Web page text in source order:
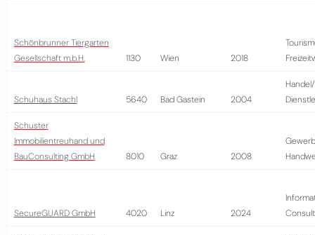
Schönbrunner Tiergarten
Gesellschaft m.b.H.
1130 Wien 2018
Schuhaus Stachl 5640 Bad Gastein 2004
Handel/
Schuster
Immobilientreuhand und
BauConsulting GmbH
8010 Graz 2008
SecureGUARD GmbH 4020 Linz 2024